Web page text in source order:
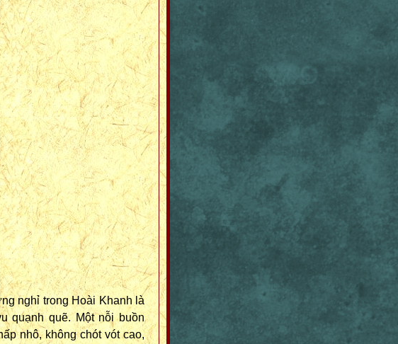
nghỉ trong Hoài Khanh là
quạnh quẽ. Một nỗi buồn
nhô, không chót vót cao,